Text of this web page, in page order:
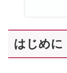
はじめに